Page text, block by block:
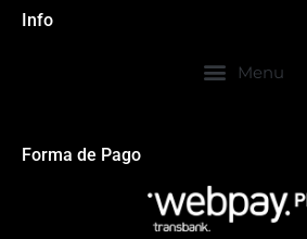
Info
Forma de Pago